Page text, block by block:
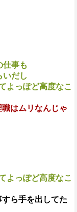
仕事も
いだし
よっぽど高度なこ
はムリなんじゃ
よっぽど高度なこ
ら手を出してた